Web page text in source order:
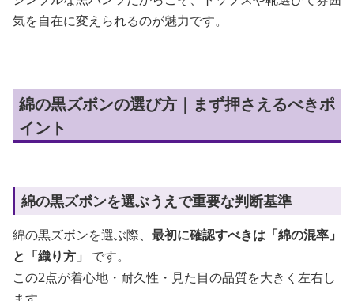
気を自在に変えられるのが魅力です。
綿の黒ズボンの選び方｜まず押さえるべきポ
イント
綿の黒ズボンを選ぶうえで重要な判断基準
綿の黒ズボンを選ぶ際、 最初に確認すべきは「綿の混率」
と「織り方」
です。
この2点が着心地・耐久性・見た目の品質を大きく左右し